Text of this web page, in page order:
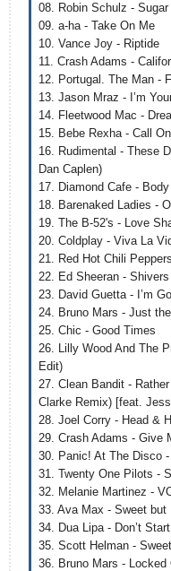
08. Robin Schulz -
09. a-ha - Take On Me
10. Vance Joy - Riptide
11. Crash Adams -
12. Portugal. The Man -
13. Jason Mraz - I’m
14. Fleetwood Mac -
15. Bebe Rexha - Call
16. Rudimental - These
Dan Caplen)
17. Diamond Cafe -
18. Barenaked Ladies -
19. The B-52's - Love
20. Coldplay - Viva La
21. Red Hot Chili
22. Ed Sheeran - Shivers
23. David Guetta - I’m
24. Bruno Mars - Just
25. Chic - Good Times
26. Lilly Wood And The
Edit)
27. Clean Bandit -
Clarke Remix) [feat.
28. Joel Corry - Head &
29. Crash Adams - Give
30. Panic! At The Disco
31. Twenty One Pilots -
32. Melanie Martinez -
33. Ava Max - Sweet but
34. Dua Lipa - Don’t
35. Scott Helman -
36. Bruno Mars - Locked